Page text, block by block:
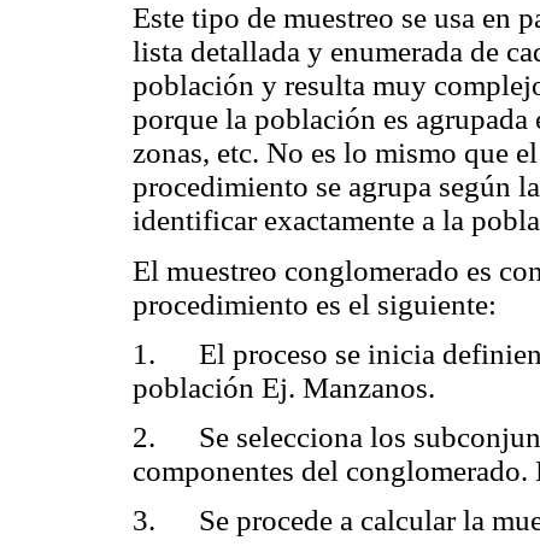
Este tipo de muestreo se usa en
lista detallada y enumerada de
población y resulta muy
porque la población es agrupada
zonas, etc. No es lo mismo que
procedimiento se agrupa según
identificar exactamente a la
El muestreo conglomerado es
procedimiento es el siguiente:
1. El proceso se inicia
población Ej. Manzanos.
2. Se selecciona los
componentes del conglomerado.
3. Se procede a calcular la